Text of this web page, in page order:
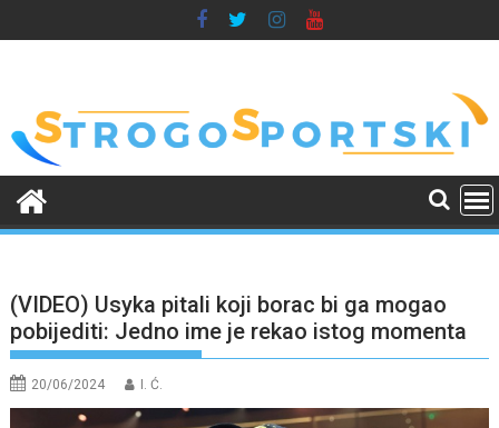
to
(VIDEO) Usyka pitali koji borac bi ga mogao
pobijediti: Jedno ime je rekao istog momenta
20/06/2024 I. Ć.